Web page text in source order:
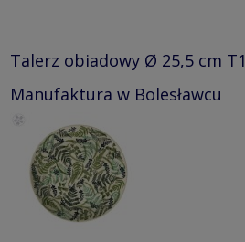
Talerz obiadowy Ø 25,5 cm
Manufaktura w Bolesławcu